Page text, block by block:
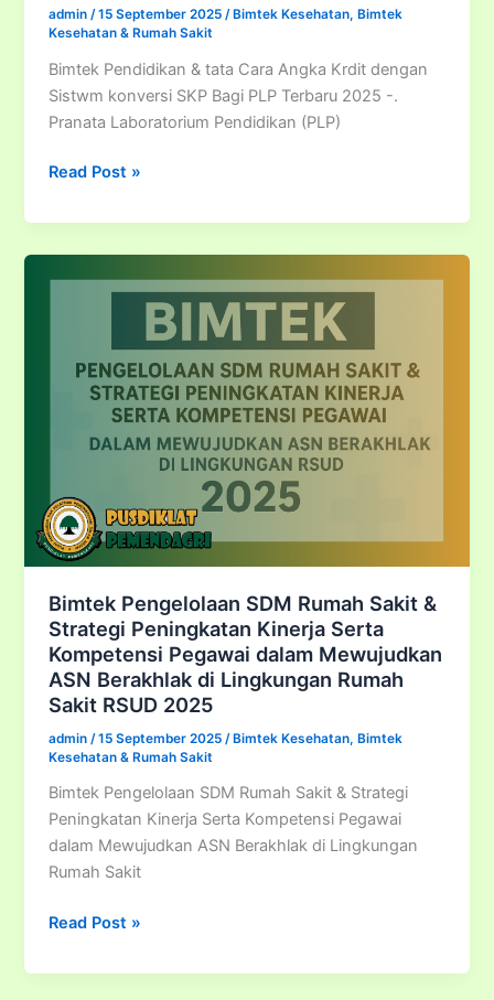
admin /15 September 2025 /Bimtek Kesehatan,Bimtek
Kesehatan & Rumah Sakit
Bimtek Pendidikan & tata Cara Angka Krdit dengan
Sistwm konversi SKP Bagi PLP Terbaru 2025 -.
Pranata Laboratorium Pendidikan (PLP)
Bimtek
&
tata
Cara
Sistem
konversi
Terbaru
2025
Read Post »
Bimtek Pengelolaan SDM Rumah Sakit &
Strategi Peningkatan Kinerja Serta
Kompetensi Pegawai dalam Mewujudkan
ASN Berakhlak di Lingkungan Rumah
Sakit RSUD 2025
admin /15 September 2025 /Bimtek Kesehatan,Bimtek
Kesehatan & Rumah Sakit
Bimtek Pengelolaan SDM Rumah Sakit & Strategi
Peningkatan Kinerja Serta Kompetensi Pegawai
dalam Mewujudkan ASN Berakhlak di Lingkungan
Rumah Sakit
Bimtek
SDM
Read Post »